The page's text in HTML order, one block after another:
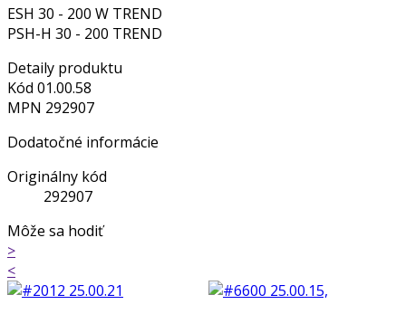
ESH 30 - 200 W TREND
PSH-H 30 - 200 TREND
Detaily produktu
Kód 01.00.58
MPN 292907
Dodatočné informácie
Originálny kód
292907
Môže sa hodiť
>
<